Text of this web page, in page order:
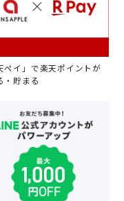
ペイ」で楽天ポイントが
・貯まる